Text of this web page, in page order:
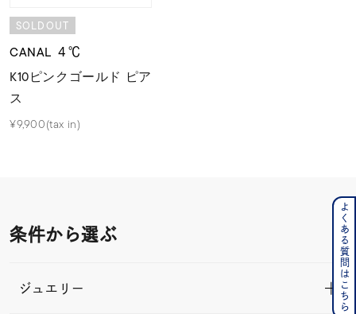
SOLDOUT
CANAL ４℃
K10ピンクゴールド ピア
ス
¥9,900(tax in)
条件から選ぶ
ジュエリー よくある質問はこちら